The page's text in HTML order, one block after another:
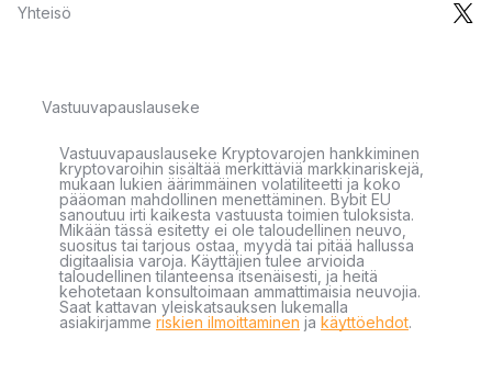
Yhteisö
Vastuuvapauslauseke
Vastuuvapauslauseke Kryptovarojen hankkiminen
kryptovaroihin sisältää merkittäviä markkinariskejä,
mukaan lukien äärimmäinen volatiliteetti ja koko
pääoman mahdollinen menettäminen. Bybit EU
sanoutuu irti kaikesta vastuusta toimien tuloksista.
Mikään tässä esitetty ei ole taloudellinen neuvo,
suositus tai tarjous ostaa, myydä tai pitää hallussa
digitaalisia varoja. Käyttäjien tulee arvioida
taloudellinen tilanteensa itsenäisesti, ja heitä
kehotetaan konsultoimaan ammattimaisia neuvojia.
Saat kattavan yleiskatsauksen lukemalla
asiakirjamme riskien ilmoittaminen ja käyttöehdot.